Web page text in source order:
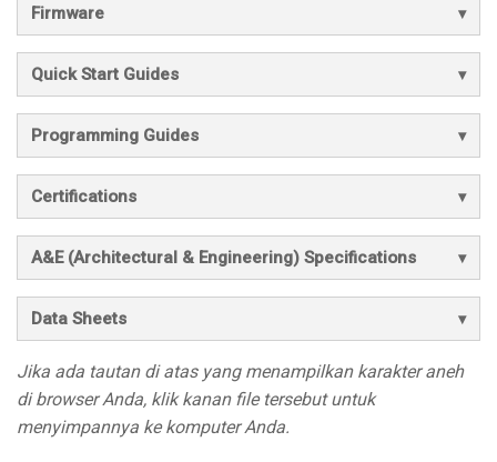
Firmware
Quick Start Guides
Programming Guides
Certifications
A&E (Architectural & Engineering) Specifications
Data Sheets
Jika ada tautan di atas yang menampilkan karakter aneh
di browser Anda, klik kanan file tersebut untuk
menyimpannya ke komputer Anda.